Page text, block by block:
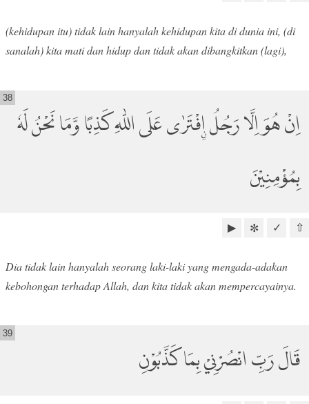
(kehidupan itu) tidak lain hanyalah kehidupan kita di dunia ini, (di
sanalah) kita mati dan hidup dan tidak akan dibangkitkan (lagi),
اِنْ هُوَ اِلَّا رَجُلُ ِۨافْتَرٰى عَلَى اللّٰهِ كَذِبًا وَّمَا نَحْنُ لَهٗ
بِمُؤْمِنِيْنَ
38
⇧
✓
✼
▶
Dia tidak lain hanyalah seorang laki-laki yang mengada-adakan
kebohongan terhadap Allah, dan kita tidak akan mempercayainya.
قَالَ رَبِّ انْصُرْنِيْ بِمَا كَذَّبُوْنِ
39